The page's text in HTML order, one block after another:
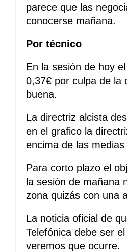
parece que las
conocerse mañana.
Por técnico
En la sesión de hoy
0,37€ por culpa de la
buena.
La directriz alcista
en el grafico la
encima de las
Para corto plazo el
la sesión de mañana
zona quizás con una
La noticia oficial de
Telefónica debe ser
veremos que ocurre.